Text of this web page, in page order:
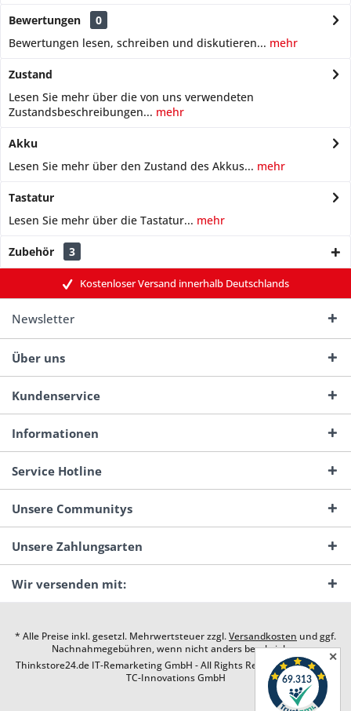
Bewertungen
0
Bewertungen lesen, schreiben und diskutieren... mehr
Zustand
Lesen Sie mehr über die von uns verwendeten
Zustandsbeschreibungen... mehr
Akku
Lesen Sie mehr über den Zustand des Akkus... mehr
Tastatur
Lesen Sie mehr über die Tastatur... mehr
Zubehör 3
Kostenloser Versand innerhalb Deutschlands
Newsletter
Über uns
Kundenservice
Informationen
Service Hotline
Unsere Communitys
Unsere Zahlungsarten
Wir versenden mit:
* Alle Preise inkl. gesetzl. Mehrwertsteuer zzgl.Versandkosten und ggf.
Nachnahmegebühren, wenn nicht anders beschrieben
Thinkstore24.de IT-Remarketing GmbH - All Rights Reserved. Design by
TC-Innovations GmbH
✕